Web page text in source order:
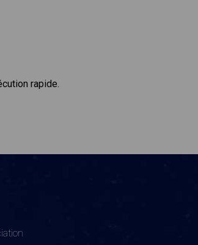
rapide.